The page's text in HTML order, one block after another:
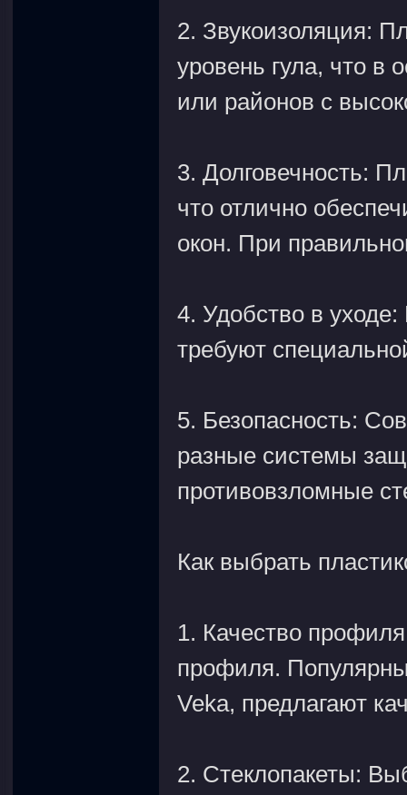
2. Звукоизоляция:
уровень гула, что в
или районов с
3. Долговечность:
что отлично
окон. При
4. Удобство в
требуют
5. Безопасность:
разные системы
противовзломные
Как выбрать
1. Качество
профиля.
Veka, предлагают
2. Стеклопакеты: